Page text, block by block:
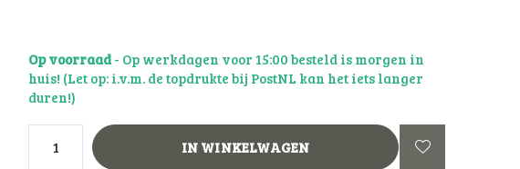
Op voorraad- Op werkdagen voor 15:00 besteld is morgen in
huis! (Let op: i.v.m. de topdrukte bij PostNL kan het iets langer
duren!)
IN WINKELWAGEN